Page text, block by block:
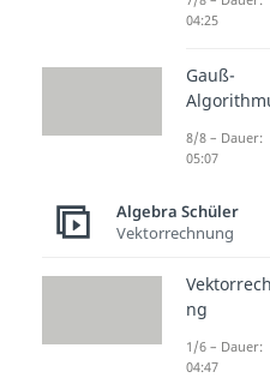
04:25
Gauß-
8/8 – Dauer:
05:07
Algebra Schüler
Vektorrechnung
ng
1/6 – Dauer:
04:47